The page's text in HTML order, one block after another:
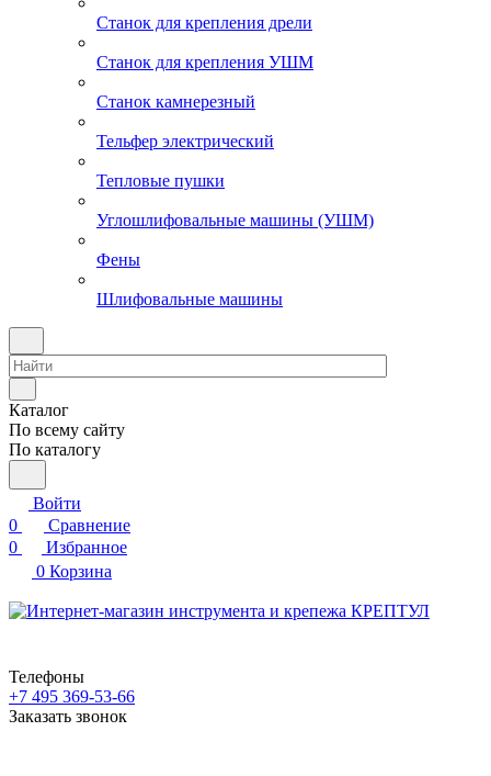
Станок для крепления дрели
Станок для крепления УШМ
Станок камнерезный
Тельфер электрический
Тепловые пушки
Углошлифовальные машины (УШМ)
Фены
Шлифовальные машины
Каталог
По всему сайту
По каталогу
Войти
0
Сравнение
0
Избранное
0 Корзина
Телефоны
+7 495 369-53-66
Заказать звонок